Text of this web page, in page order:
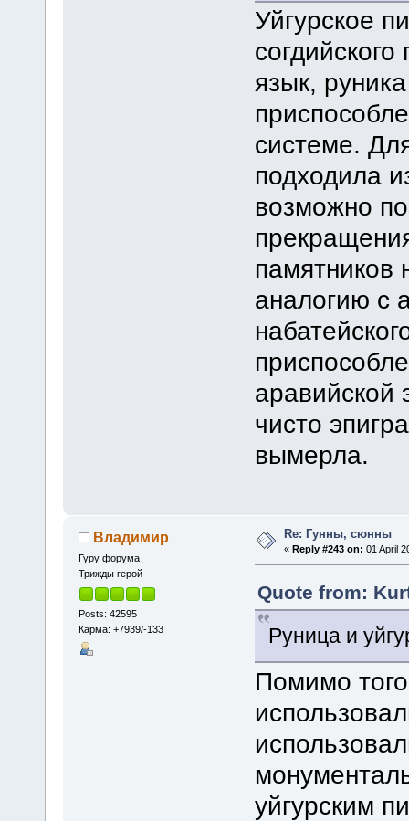
Уйгурское
язык,
системе.
подходила
возможно
памятников
аналогию с
аравийской
чисто
вымерла.
Владимир
Гуру форума
Трижды герой
Posts: 42595
Карма: +7939/-133
Re: Гунны, сюнны
« Reply #243 on: 01 April
Quote from:
Руница и
Помимо
уйгурским